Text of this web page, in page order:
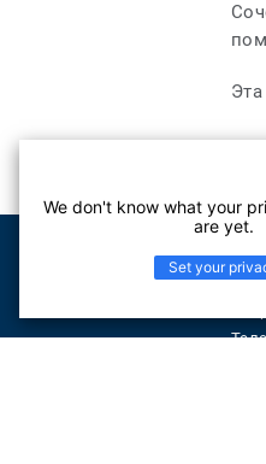
We don't know what your
are yet.
Set your